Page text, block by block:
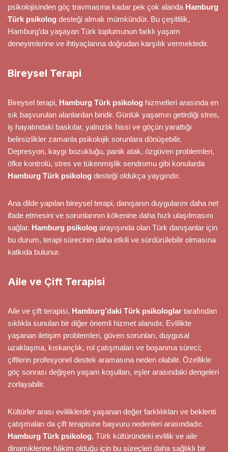
psikolojisinden göç travmasına kadar pek çok alanda Hamburg
Türk psikolog desteği almak mümkündür. Bu çeşitlilik,
Hamburg’da yaşayan Türk toplumunun farklı yaşam
deneyimlerine ve ihtiyaçlarına doğrudan karşılık vermektedir.
Bireysel Terapi
Bireysel terapi, Hamburg Türk psikolog hizmetleri arasında en
sık başvurulan alanlardan biridir. Günlük yaşamın getirdiği stres,
iş hayatındaki baskılar, yalnızlık hissi ve göçün yarattığı
belirsizlikler zamanla psikolojik sorunlara dönüşebilir.
Depresyon, kaygı bozukluğu, panik atak, özgüven problemleri,
öfke kontrolü, stres ve tükenmişlik sendromu gibi konularda
Hamburg Türk psikolog desteği oldukça yaygındır.
Ana dilde yapılan bireysel terapi, danışanın duygularını daha net
ifade etmesini ve sorunlarının kökenine daha hızlı ulaşılmasını
sağlar. Hamburg psikolog arayışında olan Türk danışanlar için
bu durum, terapi sürecinin daha etkili ve sürdürülebilir olmasına
katkıda bulunur.
Aile ve Çift Terapisi
Aile ve çift terapisi, Hamburg’daki Türk psikologlar tarafından
sıklıkla sunulan bir diğer önemli hizmet alanıdır. Evlilikte
yaşanan iletişim problemleri, güven sorunları, duygusal
uzaklaşma, kıskançlık, rol çatışmaları ve boşanma süreci;
çiftlerin profesyonel destek aramasına neden olabilir. Özellikle
göç sonrası değişen yaşam koşulları, eşler arasındaki dengeleri
zorlayabilir.
Kültürler arası evliliklerde yaşanan değer farklılıkları ve beklenti
çatışmaları da çift terapisine başvuru nedenleri arasındadır.
Hamburg Türk psikolog, Türk kültüründeki evlilik ve aile
dinamiklerine hâkim olduğu için bu süreçleri daha sağlıklı bir